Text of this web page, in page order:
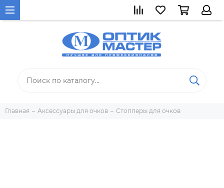
Главная Аксессуары для очков Стопперы для очков